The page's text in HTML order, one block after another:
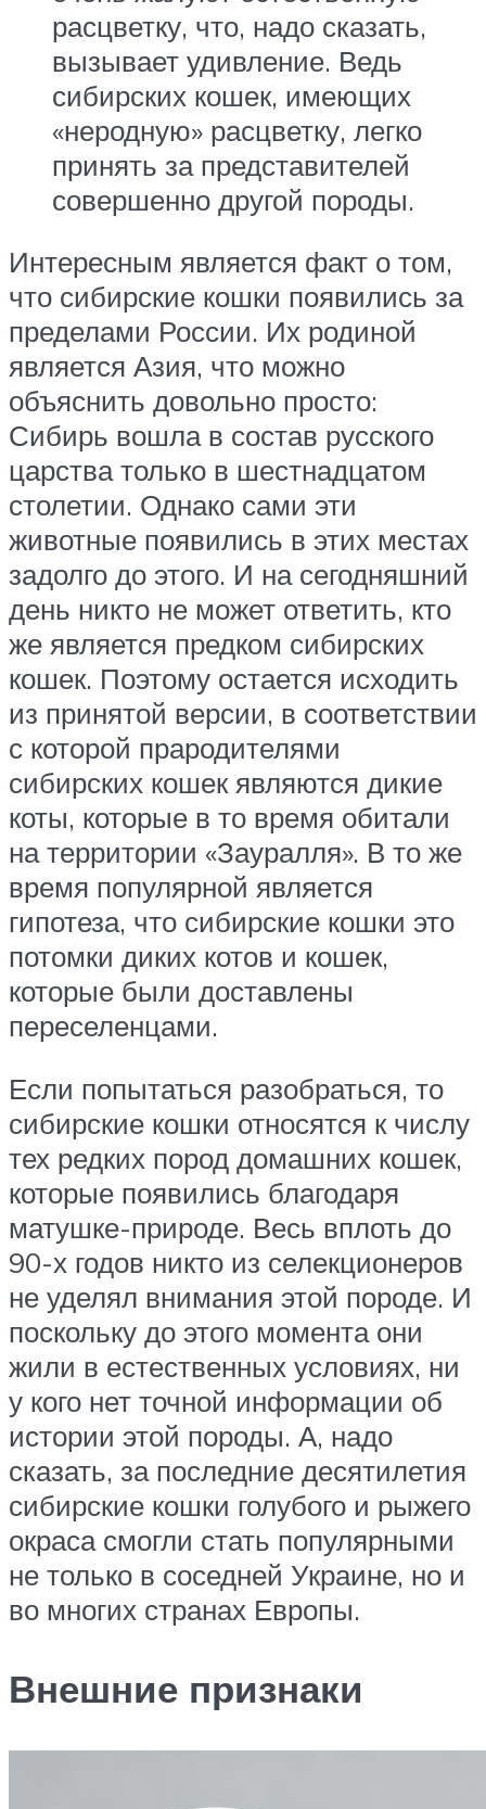
расцветку, что, надо сказать,
вызывает удивление. Ведь
сибирских кошек, имеющих
«неродную» расцветку, легко
принять за представителей
совершенно другой породы.
Интересным является факт о том,
что сибирские кошки появились за
пределами России. Их родиной
является Азия, что можно
объяснить довольно просто:
Сибирь вошла в состав русского
царства только в шестнадцатом
столетии. Однако сами эти
животные появились в этих местах
задолго до этого. И на сегодняшний
день никто не может ответить, кто
же является предком сибирских
кошек. Поэтому остается исходить
из принятой версии, в соответствии
с которой прародителями
сибирских кошек являются дикие
коты, которые в то время обитали
на территории «Зауралля». В то же
время популярной является
гипотеза, что сибирские кошки это
потомки диких котов и кошек,
которые были доставлены
переселенцами.
Если попытаться разобраться, то
сибирские кошки относятся к числу
тех редких пород домашних кошек,
которые появились благодаря
матушке-природе. Весь вплоть до
90-х годов никто из селекционеров
не уделял внимания этой породе. И
поскольку до этого момента они
жили в естественных условиях, ни
у кого нет точной информации об
истории этой породы. А, надо
сказать, за последние десятилетия
сибирские кошки голубого и рыжего
окраса смогли стать популярными
не только в соседней Украине, но и
во многих странах Европы.
Внешние признаки